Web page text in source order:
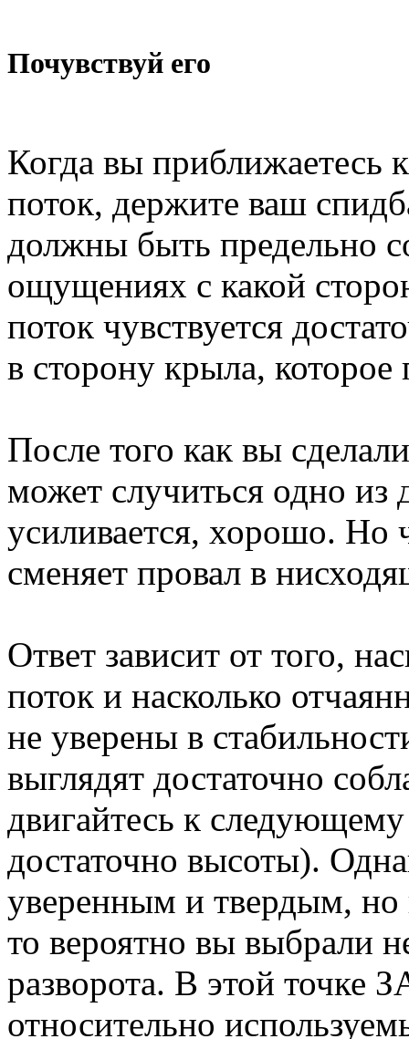
Почувствуй его
Когда вы приближаетесь
поток, держите ваш
должны быть предельно
ощущениях с какой
поток чувствуется
в сторону крыла, которое
После того как вы
может случиться одно из
усиливается, хорошо. Но
сменяет провал в
Ответ зависит от того,
поток и насколько
не уверены в
выглядят достаточно
двигайтесь к
достаточно высоты).
уверенным и твердым, но
то вероятно вы выбрали
разворота. В этой точке
относительно